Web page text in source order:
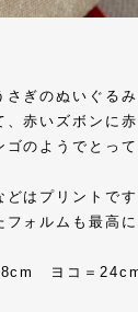
さぎのぬいぐる
赤いズボンに赤
のようでとっ
はプリントで
ォルムも最高に
ヨコ＝